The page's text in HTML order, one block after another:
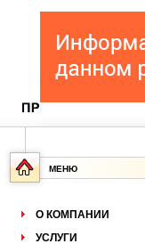
МЕНЮ
О КОМПАНИИ
УСЛУГИ